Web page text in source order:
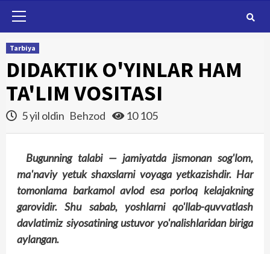
Tarbiya
DIDAKTIK O'YINLAR HAM
TA'LIM VOSITASI
5 yil oldin Behzod 10 105
Bugunning talabi — jamiyatda jismonan sog'lom,
ma'naviy yetuk shaxslarni voyaga yetkazishdir. Har
tomonlama barkamol avlod esa porloq kelajakning
garovidir. Shu sabab, yoshlarni qo'llab-quvvatlash
davlatimiz siyosatining ustuvor yo'nalishlaridan biriga
aylangan.